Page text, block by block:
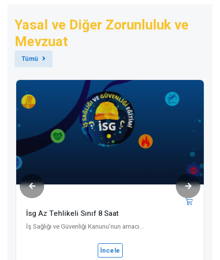
Yasal ve Diğer Zorunluluk ve
Mevzuat
Tümü
İsg Az Tehlikeli Sınıf 8 Saat
İş Sağlığı ve Güvenliği Kanunu’nun amacı...
İncele